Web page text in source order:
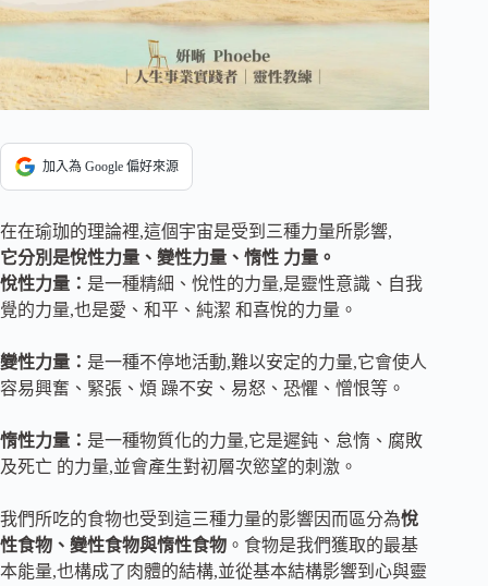
加入為 Google 偏好來源
在在瑜珈的理論裡,這個宇宙是受到三種力量所影響,
它分別是悅性力量、變性力量、惰性 力量。
悅性力量： 是一種精細、悅性的力量,是靈性意識、自我
覺的力量,也是愛、和平、純潔 和喜悅的力量。
變性力量： 是一種不停地活動,難以安定的力量,它會使人
容易興奮、緊張、煩 躁不安、易怒、恐懼、憎恨等。
惰性力量： 是一種物質化的力量,它是遲鈍、怠惰、腐敗
及死亡 的力量,並會產生對初層次慾望的刺激。
我們所吃的食物也受到這三種力量的影響因而區分為悅
性食物、變性食物與惰性食物 。食物是我們獲取的最基
本能量,也構成了肉體的結構,並從基本結構影響到心與靈